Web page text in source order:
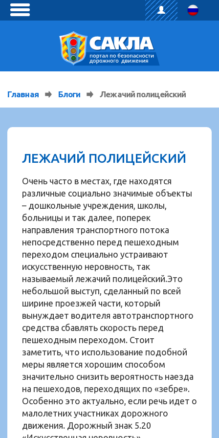
toggle
Главная Блоги Лежачий поли­цейский
ЛЕЖАЧИЙ ПОЛИ­ЦЕЙСКИЙ
Очень часто в местах, где находятся
различные социально значимые объекты
– дошкольные учреждения, школы,
больницы и так далее, поперек
направления транспортного потока
непосредственно перед пешеходным
переходом специально устраивают
искусственную неровность, так
называемый лежачий полицейский.Это
небольшой выступ, сделанный по всей
ширине проезжей части, который
вынуждает водителя автотранспортного
средства сбавлять скорость перед
пешеходным переходом. Стоит
заметить, что использование подобной
меры является хорошим способом
значительно снизить вероятность наезда
на пешеходов, переходящих по «зебре».
Особенно это актуально, если речь идет о
малолетних участниках дорожного
движения. Дорожный знак 5.20